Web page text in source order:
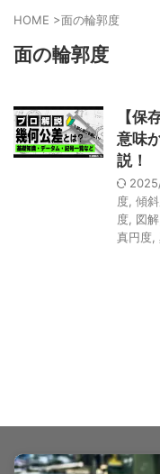
HOME >面の輪郭度
面の輪郭度
【保
意味
説！
度, 傾
度, 図解
真円度,